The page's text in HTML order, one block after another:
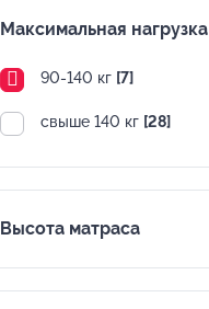
Максимальная нагрузка
90-140 кг [7]
свыше 140 кг [28]
Высота матраса